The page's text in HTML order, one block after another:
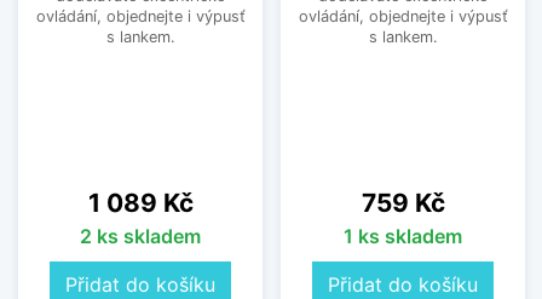
ovládání, objednejte i výpusť
s lankem.
Cena
1 089 Kč
2 ks skladem
Přidat do košíku
ovládání, objednejte i výpusť
s lankem.
Cena
759 Kč
1 ks skladem
Přidat do košíku